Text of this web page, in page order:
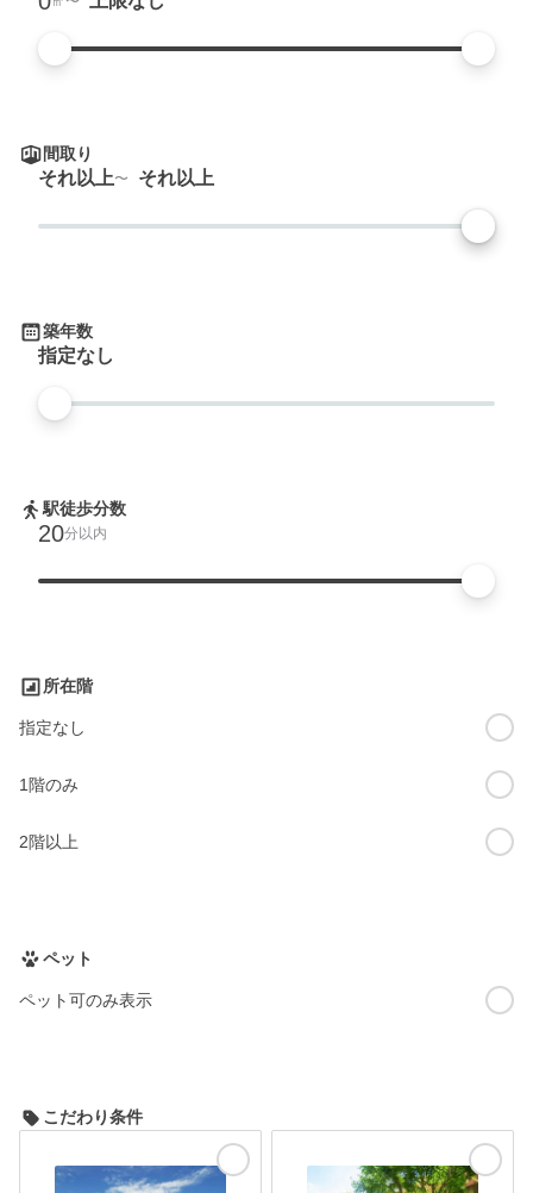
間取り
それ以上 それ以上
築年数
指定なし
駅徒歩分数
20分以内
所在階
指定なし
1階のみ
2階以上
ペット
ペット可のみ表示
こだわり条件